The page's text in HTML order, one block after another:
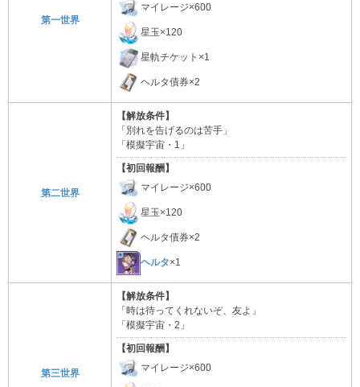
第一世界
マイレージ×600
星玉×120
星軌チケット×1
ヘルタ債券×2
第二世界
【解放条件】
「別れを告げるのは苦手」
「模擬宇宙・1」
【初回報酬】
マイレージ×600
星玉×120
ヘルタ債券×2
ヘルタ×1
第三世界
【解放条件】
「時は待ってくれないぞ、友よ」
「模擬宇宙・2」
【初回報酬】
マイレージ×600